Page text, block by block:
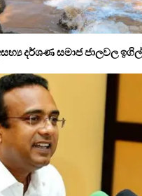
දර්ශණ සමාජ ජාලවල